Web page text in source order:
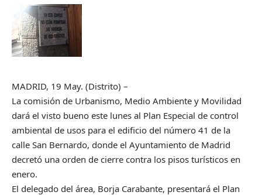
MADRID, 19 May. (Distrito) –
La comisión de Urbanismo, Medio Ambiente y Movilidad
dará el visto bueno este lunes al Plan Especial de control
ambiental de usos para el edificio del número 41 de la
calle San Bernardo, donde el Ayuntamiento de Madrid
decretó una orden de cierre contra los pisos turísticos en
enero.
El delegado del área, Borja Carabante, presentará el Plan